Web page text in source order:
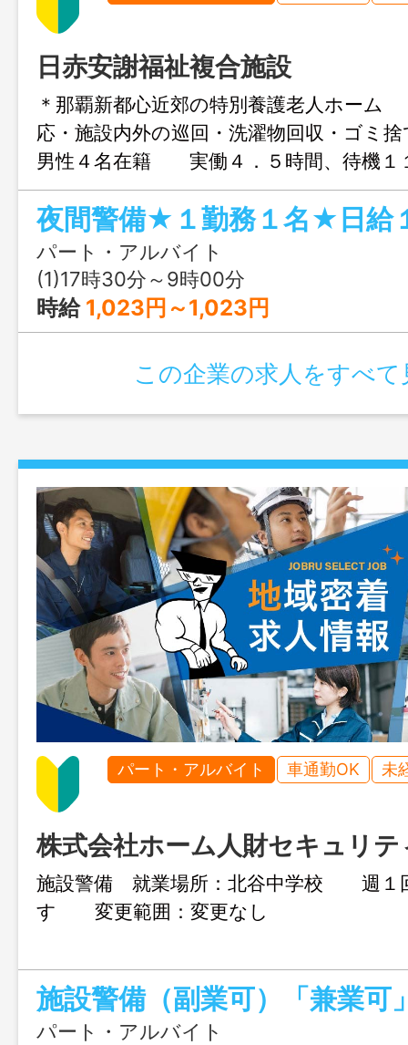
日赤安謝福祉複合施設
＊那覇新都心近郊の特別養護老人ホーム
応・施設内外の巡回・洗濯物回収・ゴミ
男性４名在籍 実働４．５時間、待機１
「最低賃金の減額の特例許可申請」への
給＋固定深夜の日給である【１２，９７
れる額となります。算出根拠：７５２円×
固定深夜１３１６円｛７５２円×０．２５
２，９７２円 ＊従事すべき業務の変
れ直後：夜間警備 変更の範囲：なし
パート・アルバイト
(1)17時30分～9時00分
時給 1,023円～1,023円
この企業の求人をすべて
パート・アルバイト 車通勤OK 未
株式会社ホーム人財セキュリテ
施設警備 就業場所：北谷中学校 週１
す 変更範囲：変更なし
施設警備（副業可）「兼業可
パート・アルバイト